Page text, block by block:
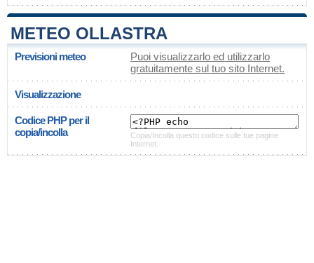
METEO OLLASTRA
Previsioni meteo
Puoi visualizzarlo ed utilizzarlo
gratuitamente sul tuo sito Internet.
Visualizzazione
Codice PHP per il
copia/incolla
Copia/Incolla questo codice sulle tue pagine
Internet.